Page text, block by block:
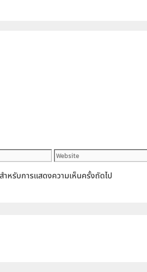
Website
ำหรับการแสดงความเห็นครั้งถัดไป